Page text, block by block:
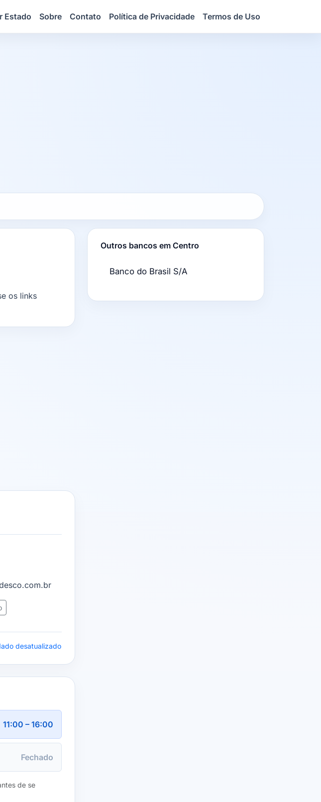
Estado Sobre Contato Política de Privacidade Termos de Uso
os links
desatualizado
11:00 – 16:00
Fechado
de se
Outros bancos em Centro
Banco do Brasil S/A